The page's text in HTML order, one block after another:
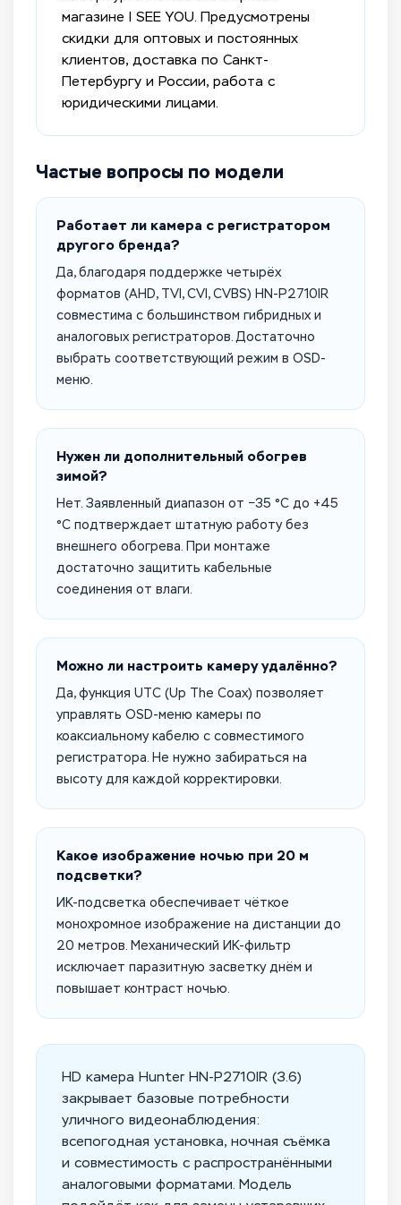
магазине I SEE YOU. Предусмотрены
скидки для оптовых и постоянных
клиентов, доставка по Санкт-
Петербургу и России, работа с
юридическими лицами.
Частые вопросы по модели
Работает ли камера с регистратором
другого бренда?
Да, благодаря поддержке четырёх
форматов (AHD, TVI, CVI, CVBS) HN-P2710IR
совместима с большинством гибридных и
аналоговых регистраторов. Достаточно
выбрать соответствующий режим в OSD-
меню.
Нужен ли дополнительный обогрев
зимой?
Нет. Заявленный диапазон от −35 °C до +45
°C подтверждает штатную работу без
внешнего обогрева. При монтаже
достаточно защитить кабельные
соединения от влаги.
Можно ли настроить камеру удалённо?
Да, функция UTC (Up The Coax) позволяет
управлять OSD-меню камеры по
коаксиальному кабелю с совместимого
регистратора. Не нужно забираться на
высоту для каждой корректировки.
Какое изображение ночью при 20 м
подсветки?
ИК-подсветка обеспечивает чёткое
монохромное изображение на дистанции до
20 метров. Механический ИК-фильтр
исключает паразитную засветку днём и
повышает контраст ночью.
HD камера Hunter HN-P2710IR (3.6)
закрывает базовые потребности
уличного видеонаблюдения:
всепогодная установка, ночная съёмка
и совместимость с распространёнными
аналоговыми форматами. Модель